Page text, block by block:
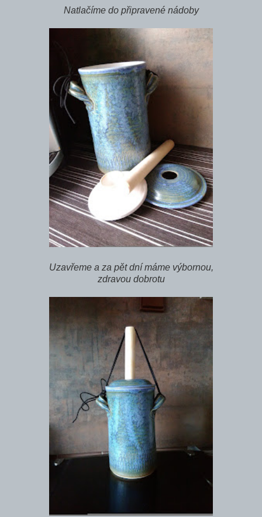
Natlačíme do připravené nádoby
Uzavřeme a za pět dní máme výbornou,
zdravou dobrotu